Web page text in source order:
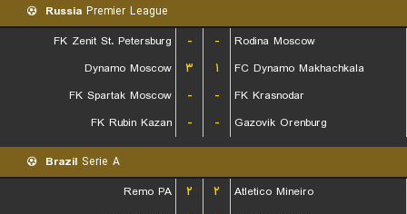
Russia Premier League
FK Zenit St. Petersburg
- -
Rodina Moscow
Dynamo Moscow
۳ ۱
FC Dynamo Makhachkala
FK Spartak Moscow
- -
FK Krasnodar
FK Rubin Kazan
- - Gazovik Orenburg
Brazil Serie A
Remo PA
۲ ۲
Atletico Mineiro